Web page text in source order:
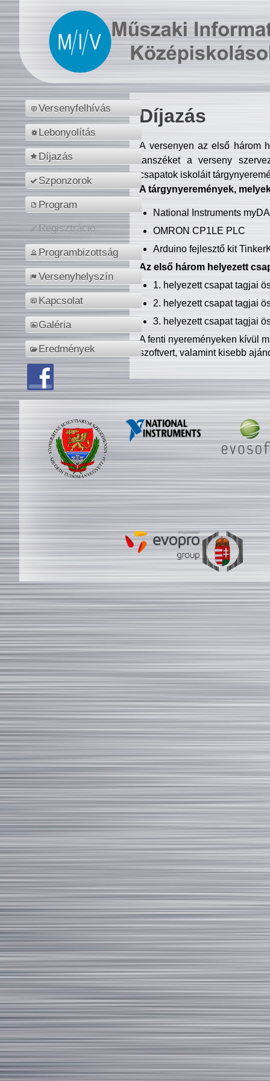
Versenyfelhívás
Lebonyolítás
Díjazás
Szponzorok
Program
Regisztráció
Programbizottság
Versenyhelyszín
Kapcsolat
Galéria
Eredmények
Díjazás
A versenyen az első három
tanszéket a verseny
csapatok iskoláit
A tárgynyeremények,
National Instruments
OMRON CP1LE PLC
Arduino fejlesztő kit
Az első három helyezett
1. helyezett csapat tagjai
2. helyezett csapat tagjai
3. helyezett csapat tagjai
A fenti nyereményeken kívül
szoftvert, valamint kisebb